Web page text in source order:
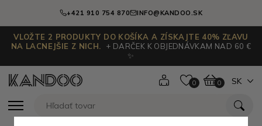
+421 910 754 870 INFO@KANDOO.SK
VLOŽTE 2 PRODUKTY DO KOŠÍKA A ZÍSKAJTE 40% ZĽAVU
NA LACNEJŠIE Z NICH.
+ DARČEK K OBJEDNÁVKAM NAD 60 €
✨
0 0 SK